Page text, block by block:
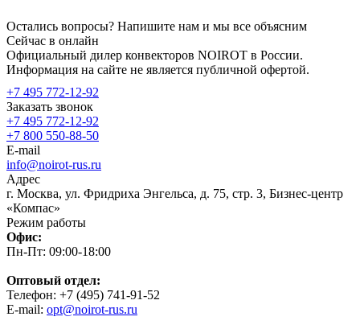
Остались вопросы? Напишите нам и мы все объясним
Сейчас в онлайн
Официальный дилер конвекторов NOIROT в России.
Информация на сайте не является публичной офертой.
+7 495 772-12-92
Заказать звонок
+7 495 772-12-92
+7 800 550-88-50
E-mail
info@noirot-rus.ru
Адрес
г. Москва, ул. Фридриха Энгельса, д. 75, стр. 3, Бизнес-центр
«Компас»
Режим работы
Офис:
Пн-Пт: 09:00-18:00
Оптовый отдел:
Телефон: +7 (495) 741-91-52
E-mail: opt@noirot-rus.ru